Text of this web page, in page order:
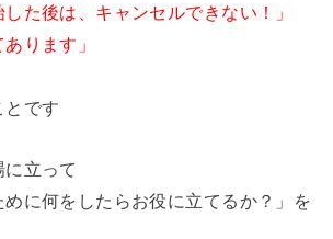
した後は、キャンセルできない！」
ります」
とです
に立って
めに何をしたらお役に立てるか？」を